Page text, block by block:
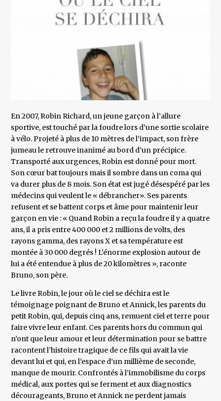
En 2007, Robin Richard, un jeune garçon à l’allure
sportive, est touché par la foudre lors d’une sortie scolaire
à vélo. Projeté à plus de 10 mètres de l’impact, son frère
jumeau le retrouve inanimé au bord d’un précipice.
Transporté aux urgences, Robin est donné pour mort.
Son cœur bat toujours mais il sombre dans un coma qui
va durer plus de 8 mois. Son état est jugé désespéré par les
médecins qui veulent le « débrancher». Ses parents
refusent et se battent corps et âme pour maintenir leur
garçon en vie : « Quand Robin a reçu la foudre il y a quatre
ans, il a pris entre 400 000 et 2 millions de volts, des
rayons gamma, des rayons X et sa température est
montée à 30 000 degrés ! L’énorme explosion autour de
lui a été entendue à plus de 20 kilomètres », raconte
Bruno, son père.
Le livre Robin, le jour où le ciel se déchira est le
témoignage poignant de Bruno et Annick, les parents du
petit Robin, qui, depuis cinq ans, remuent ciel et terre pour
faire vivre leur enfant. Ces parents hors du commun qui
n’ont que leur amour et leur détermination pour se battre
racontent l’histoire tragique de ce fils qui avait la vie
devant lui et qui, en l’espace d’un millième de seconde,
manque de mourir. Confrontés à l’immobilisme du corps
médical, aux portes qui se ferment et aux diagnostics
décourageants, Bruno et Annick ne perdent jamais